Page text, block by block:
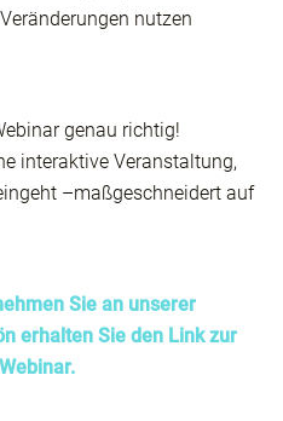
nutzen
genau richtig!
interaktive Veranstaltung,
–maßgeschneidert auf
Sie an unserer
erhalten Sie den Link zur